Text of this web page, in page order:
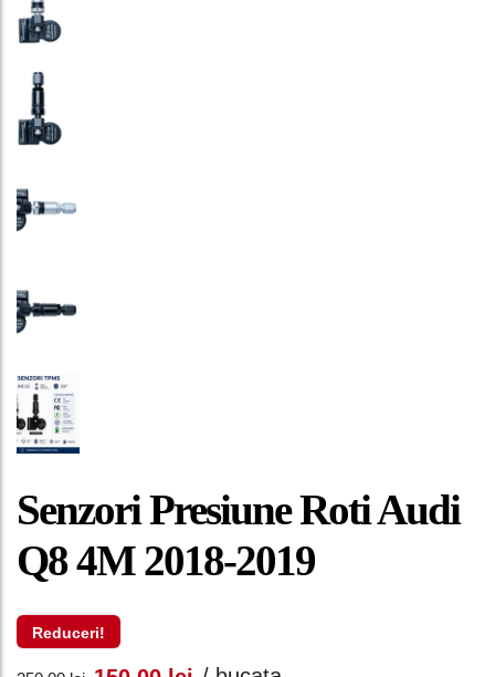
Senzori Presiune Roti Audi
Q8 4M 2018-2019
Reduceri!